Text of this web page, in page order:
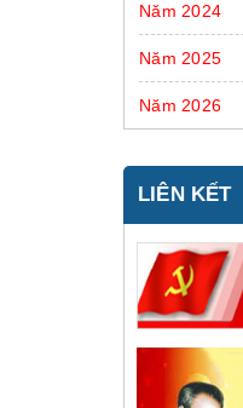
Năm 2024
Năm 2025
Năm 2026
LIÊN KẾT